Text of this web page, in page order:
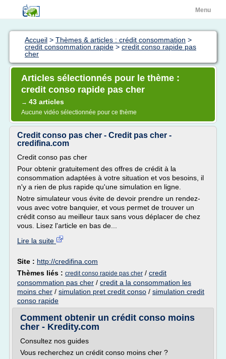
Menu
Accueil > Thèmes & articles : crédit consommation >
credit consommation rapide > credit conso rapide pas
cher
Articles sélectionnés pour le thème :
credit conso rapide pas cher
→ 43 articles
Aucune vidéo sélectionnée pour ce thème
Credit conso pas cher - Credit pas cher -
credifina.com
Credit conso pas cher
Pour obtenir gratuitement des offres de crédit à la
consommation adaptées à votre situation et vos besoins, il
n'y a rien de plus rapide qu'une simulation en ligne.
Notre simulateur vous évite de devoir prendre un rendez-
vous avec votre banquier, et vous permet de trouver un
crédit conso au meilleur taux sans vous déplacer de chez
vous. Lisez l'article en bas de...
Lire la suite
Site : http://credifina.com
Thèmes liés : credit conso rapide pas cher / credit
consommation pas cher / credit a la consommation les
moins cher / simulation pret credit conso / simulation credit
conso rapide
Comment obtenir un crédit conso moins
cher - Kredity.com
Consultez nos guides
Vous recherchez un crédit conso moins cher ?